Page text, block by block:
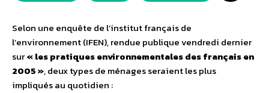
Selon une enquête de l’institut français de
l’environnement (IFEN), rendue publique vendredi dernier
sur« les pratiques environnementales des français en
2005 », deux types de ménages seraient les plus
impliqués au quotidien :